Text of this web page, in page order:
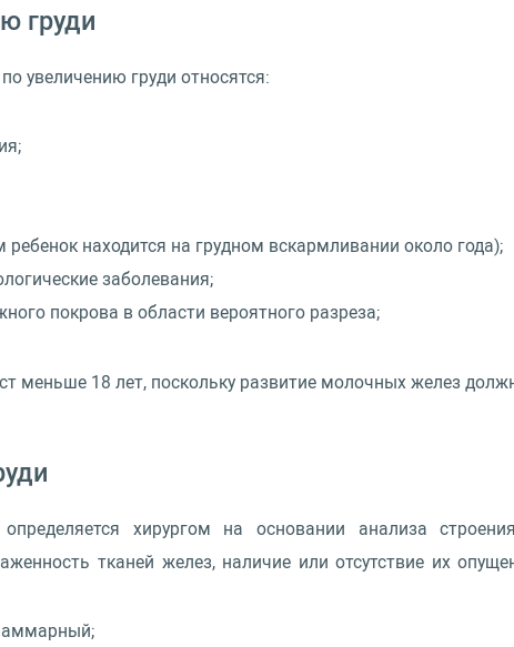
груди
увеличению груди относятся:
находится на грудном вскармливании около года);
заболевания;
покрова в области вероятного разреза;
меньше 18 лет, поскольку развитие молочных желез
хирургом на основании анализа
тканей желез, наличие или отсутствие их